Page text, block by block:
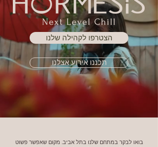
הצטרפו לקהילה שלנו
תכננו אירוע אצלנו
בואו לבקר במתחם שלנו בתל אביב. מקום שאפשר פשוט